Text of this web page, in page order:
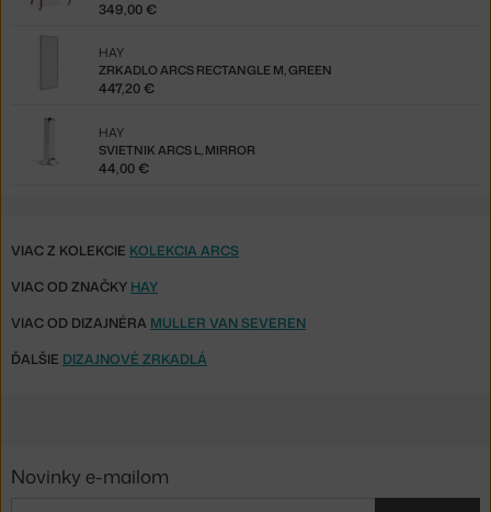
349,00 €
ZRKADLO ARCS RECTANGLE M, GREEN
HAY
447,20 €
SVIETNIK ARCS L, MIRROR
HAY
44,00 €
VIAC Z KOLEKCIE KOLEKCIA ARCS
VIAC OD ZNAČKY HAY
VIAC OD DIZAJNÉRA MULLER VAN SEVEREN
ĎALŠIE DIZAJNOVÉ ZRKADLÁ
Novinky e-mailom